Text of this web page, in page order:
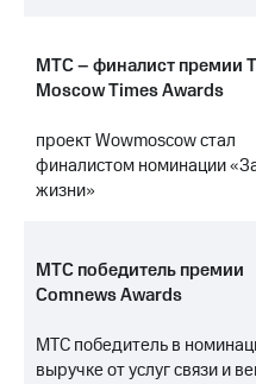
Описание
Программа
Порядок
выкупа
Описание
Уведомление
о
МТС – финалист премии
Moscow Times Awards
проект Wowmoscow стал
финалистом номинации
жизни»
МТС победитель премии
Comnews Awards
МТС победитель в
выручке от услуг связи и